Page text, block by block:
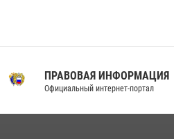
ПРАВОВАЯ ИНФОРМАЦИЯ
Официальный интернет-портал